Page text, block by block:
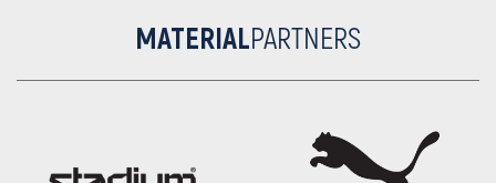
MATERIALPARTNERS